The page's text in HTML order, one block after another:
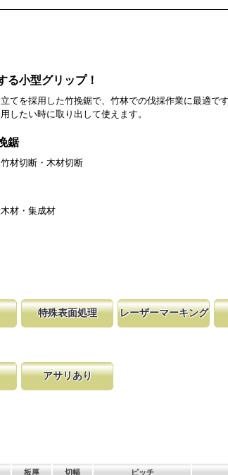
る小型グリップ！
てを採用した竹挽鋸で、竹林での伐採作業に最適で
したい時に取り出して使えます。
鋸
材切断・木材切断
材・集成材
な商品に採用し
特殊表面処理 レーザーマーキング
が消えないようにしています。
アサリあり
板厚 切幅 ピッチ